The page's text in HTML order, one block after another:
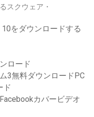
スクウェア・
をダウンロードする
ロード
3無料ダウンロードPC
ド
カバービデオ